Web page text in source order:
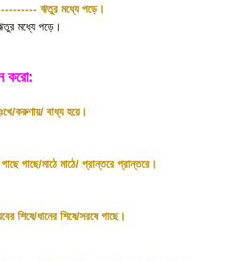
ঋতুর মধ্যে পড়ে।
মধ্যে পড়ে ।
করো:
করুণায়/ বাধ্য হয়ে।
গাছে/মাঠে মাঠে/ প্রান্তরে প্রান্তরে।
শিষে/ধানের শিষে/সরষে গাছে।